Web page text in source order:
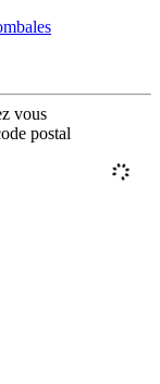
vous
postal